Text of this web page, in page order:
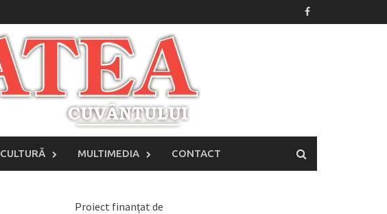
CULTURĂ MULTIMEDIA CONTACT
Proiect finanțat de